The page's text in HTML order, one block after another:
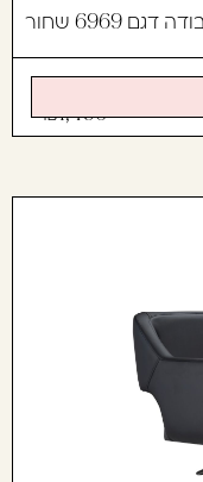
6969 שחור
1,490